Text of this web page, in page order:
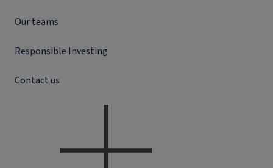
Our teams
Responsible Investing
Contact us